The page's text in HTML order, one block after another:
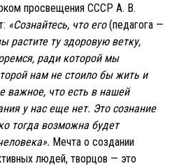
просвещения СССР А. В.
«Сознайтесь, что его(педагога —
растите ту здоровую ветку,
ради которой мы
нам не стоило бы жить и
важное, что есть в нашей
у нас еще нет. Это сознание
тогда возможна будет
Мечта о создании
людей, творцов — это